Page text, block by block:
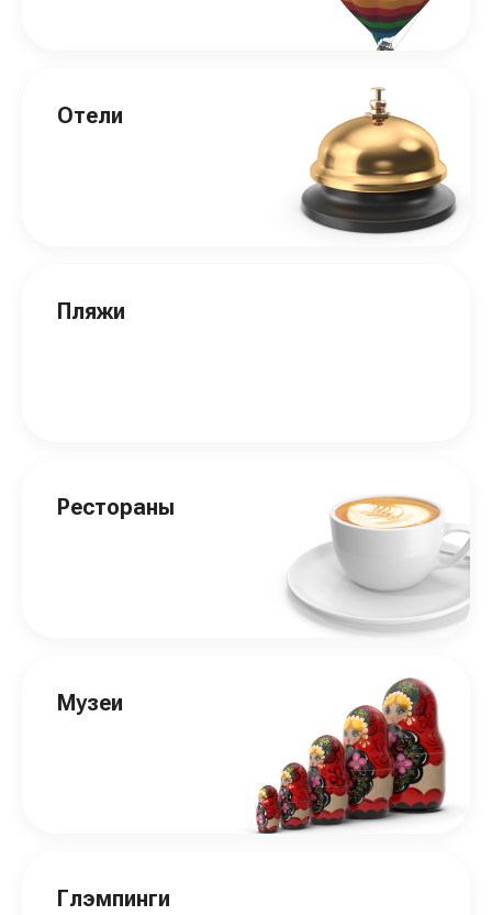
Отели
Пляжи
Рестораны
Музеи
Глэмпинги